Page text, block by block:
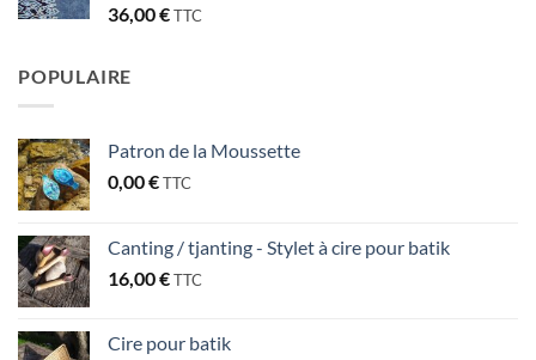
36,00€TTC
POPULAIRE
Patron de la Moussette
0,00€TTC
Canting / tjanting - Stylet à cire pour batik
16,00€TTC
Cire pour batik